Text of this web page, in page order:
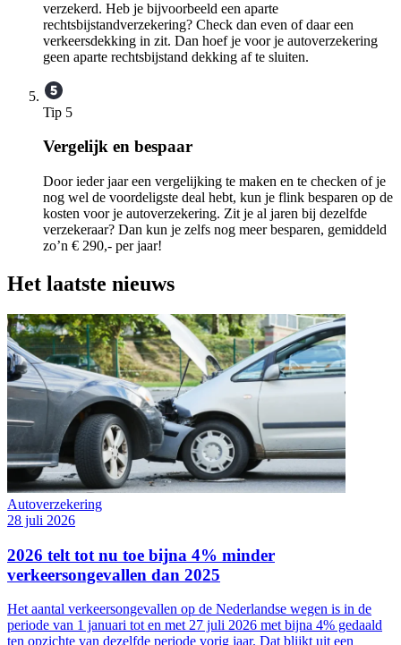
verzekerd. Heb je bijvoorbeeld een aparte
rechtsbijstandverzekering? Check dan even of daar een
verkeersdekking in zit. Dan hoef je voor je autoverzekering
geen aparte rechtsbijstand dekking af te sluiten.
Tip 5
Vergelijk en bespaar
Door ieder jaar een vergelijking te maken en te checken of je
nog wel de voordeligste deal hebt, kun je flink besparen op de
kosten voor je autoverzekering. Zit je al jaren bij dezelfde
verzekeraar? Dan kun je zelfs nog meer besparen, gemiddeld
zo’n € 290,- per jaar!
Het laatste nieuws
Autoverzekering
28 juli 2026
2026 telt tot nu toe bijna 4% minder
verkeersongevallen dan 2025
Het aantal verkeersongevallen op de Nederlandse wegen is in de
periode van 1 januari tot en met 27 juli 2026 met bijna 4% gedaald
ten opzichte van dezelfde periode vorig jaar. Dat blijkt uit een